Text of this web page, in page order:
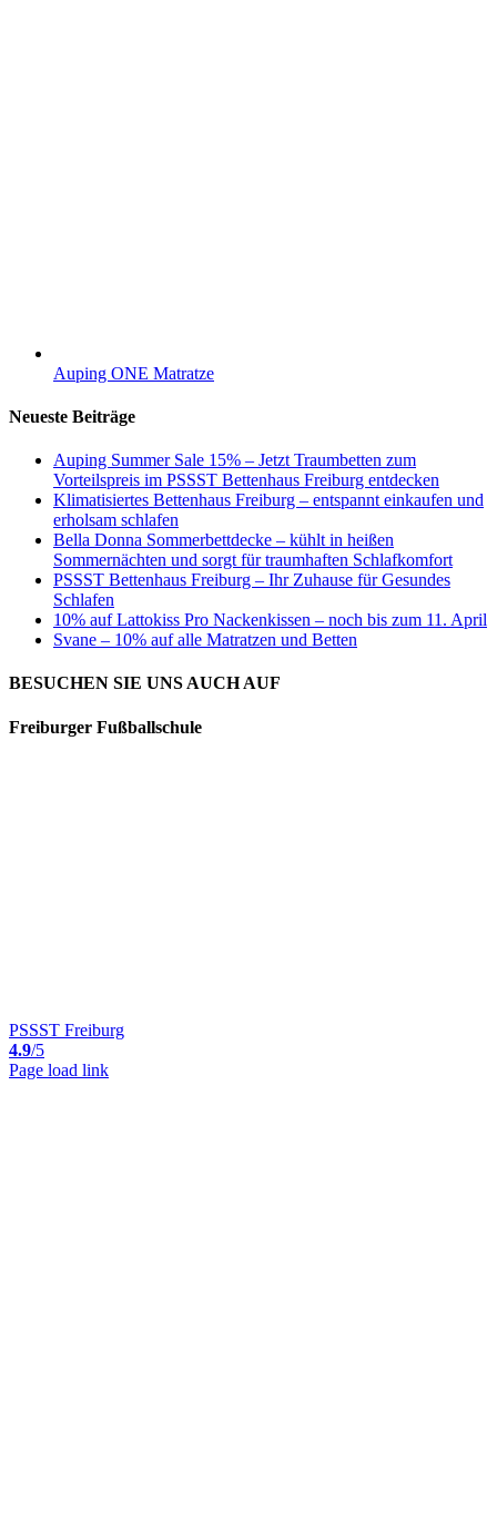
Auping ONE Matratze
Neueste Beiträge
Auping Summer Sale 15% – Jetzt Traumbetten zum
Vorteilspreis im PSSST Bettenhaus Freiburg entdecken
Klimatisiertes Bettenhaus Freiburg – entspannt einkaufen und
erholsam schlafen
Bella Donna Sommerbettdecke – kühlt in heißen
Sommernächten und sorgt für traumhaften Schlafkomfort
PSSST Bettenhaus Freiburg – Ihr Zuhause für Gesundes
Schlafen
10% auf Lattokiss Pro Nackenkissen – noch bis zum 11. April
Svane – 10% auf alle Matratzen und Betten
BESUCHEN SIE UNS AUCH AUF
Freiburger Fußballschule
PSSST Freiburg
4.9/5
Page load link